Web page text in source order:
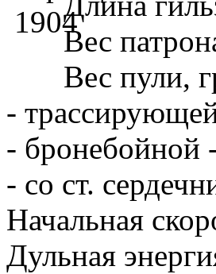
Вес
Вес пули,
-
- бронебойной
- со ст.
Начальная
Дульная